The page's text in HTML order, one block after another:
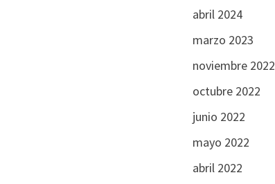
abril 2024
marzo 2023
noviembre 2022
octubre 2022
junio 2022
mayo 2022
abril 2022